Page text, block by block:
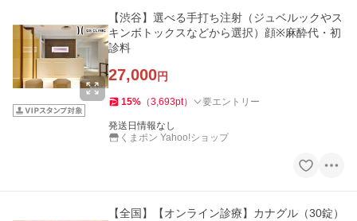
【渋谷】選べる手打ち注射（ジュベルックやス
キンボトックスなどから選択）顔※麻酔代・初
診料
27,000円
15% （3,693pt） 要エントリー
発送日情報なし
くまポン Yahoo!ショップ
【全国】【オンライン診療】カナグル（30錠）